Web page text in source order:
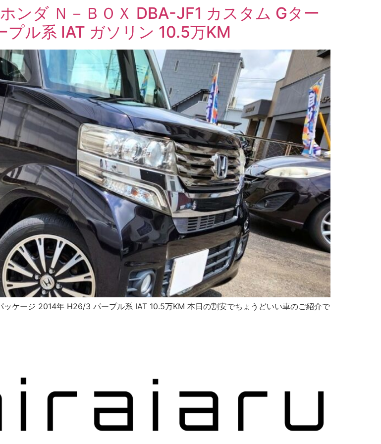
ホンダ Ｎ－ＢＯＸ DBA-JF1 カスタム Gター
ル系 IAT ガソリン 10.5万KM
ケージ 2014年 H26/3 パープル系 IAT 10.5万KM 本日の割安でちょうどいい車のご紹介で